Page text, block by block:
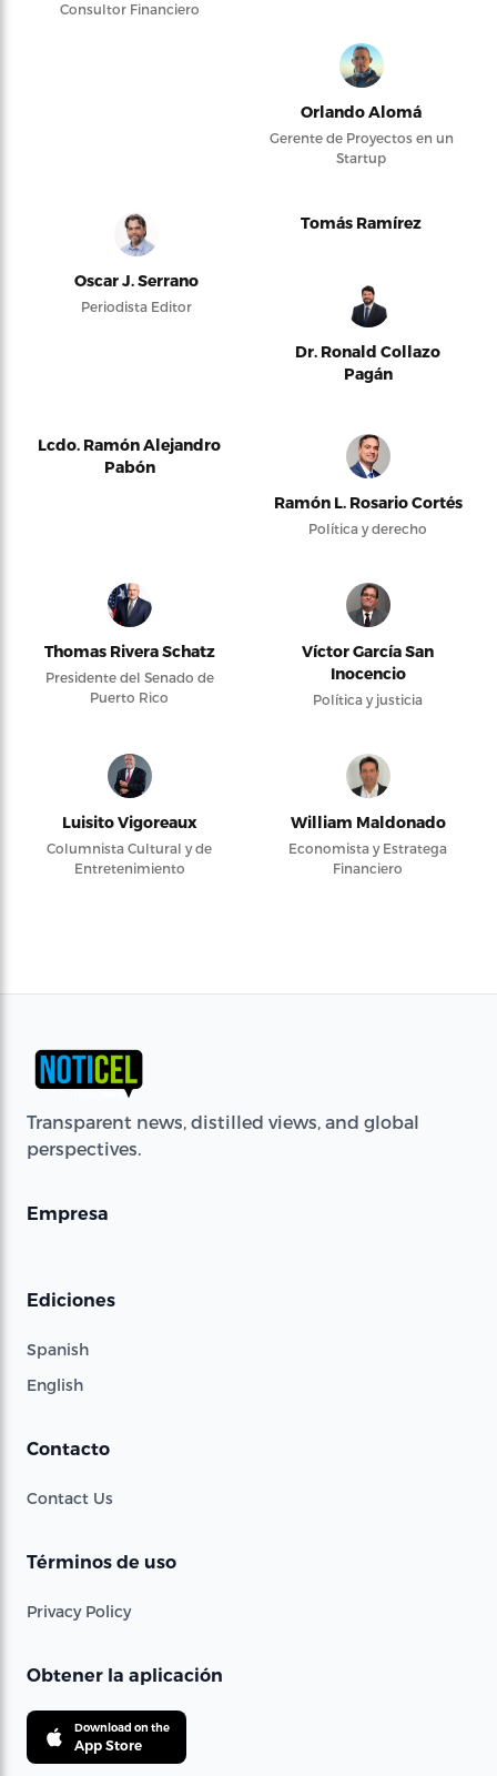
Consultor Financiero
Orlando Alomá
Gerente de Proyectos en un
Startup
Oscar J. Serrano
Periodista Editor
Tomás Ramírez
Dr. Ronald Collazo
Pagán
Lcdo. Ramón Alejandro
Pabón
Ramón L. Rosario Cortés
Política y derecho
Thomas Rivera Schatz
Presidente del Senado de
Puerto Rico
Víctor García San
Inocencio
Política y justicia
Luisito Vigoreaux
Columnista Cultural y de
Entretenimiento
William Maldonado
Economista y Estratega
Financiero
Transparent news, distilled views, and global
perspectives.
Empresa
Ediciones
Spanish
English
Contacto
Contact Us
Términos de uso
Privacy Policy
Obtener la aplicación
Download on the
App Store